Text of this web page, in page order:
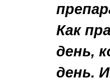
Как
день,
день.